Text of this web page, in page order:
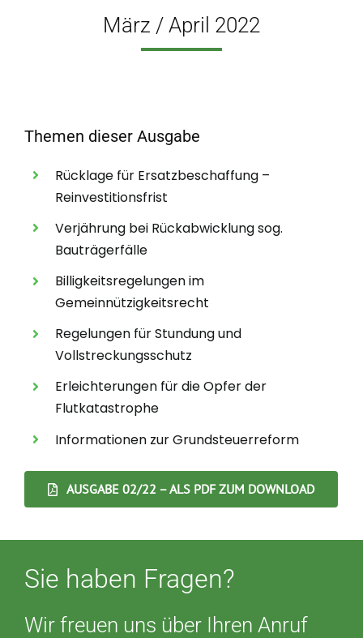
März / April 2022
Themen dieser Ausgabe
Rücklage für Ersatzbeschaffung –
Reinvestitionsfrist
Verjährung bei Rückabwicklung sog.
Bauträgerfälle
Billigkeitsregelungen im
Gemeinnützigkeitsrecht
Regelungen für Stundung und
Vollstreckungsschutz
Erleichterungen für die Opfer der
Flutkatastrophe
Informationen zur Grundsteuerreform
AUSGABE 02/22 – ALS PDF ZUM DOWNLOAD
Sie haben Fragen?
Wir freuen uns über Ihren Anruf